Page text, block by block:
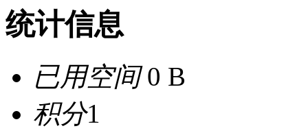
统计信息
已用空间0 B
积分1